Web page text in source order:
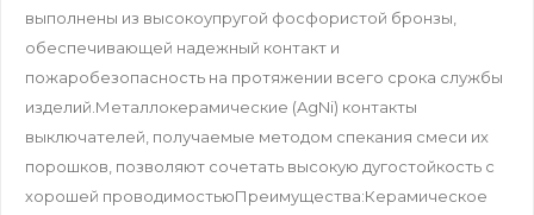
выполнены из высокоупругой фосфористой бронзы,
обеспечивающей надежный контакт и
пожаробезопасность на протяжении всего срока службы
изделий.Металлокерамические (AgNi) контакты
выключателей, получаемые методом спекания смеси их
порошков, позволяют сочетать высокую дугостойкость с
хорошей проводимостьюПреимущества:Керамическое